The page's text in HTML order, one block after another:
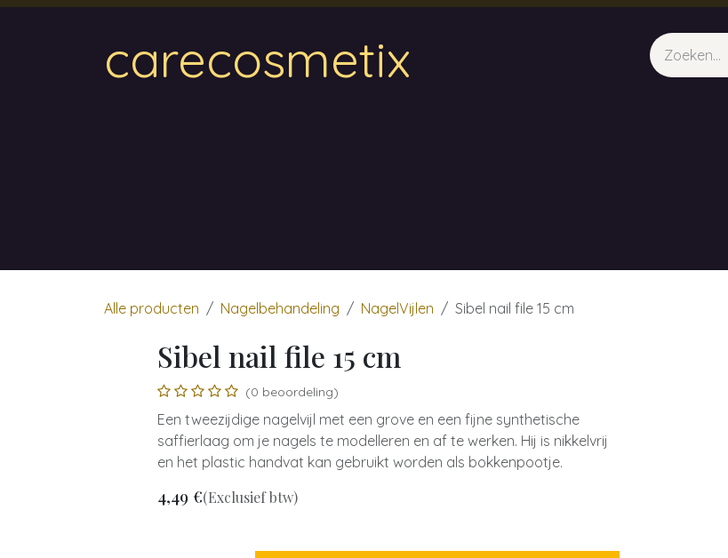
carecosmetix
Alle producten Nagelbehandeling NagelVijlen Sibel nail file 15 cm
Sibel nail file 15 cm
(0 beoordeling)
Een tweezijdige nagelvijl met een grove en een fijne synthetische
saffierlaag om je nagels te modelleren en af te werken. Hij is nikkelvrij
en het plastic handvat kan gebruikt worden als bokkenpootje.
4,49 €(Exclusief btw)